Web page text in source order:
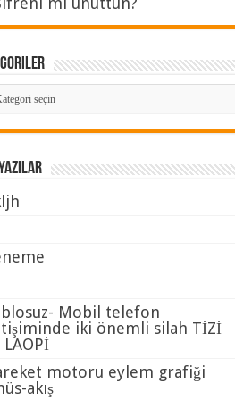
Mobil telefon
iki önemli silah TİZİ
LAOPİ
motoru eylem grafiği
akış